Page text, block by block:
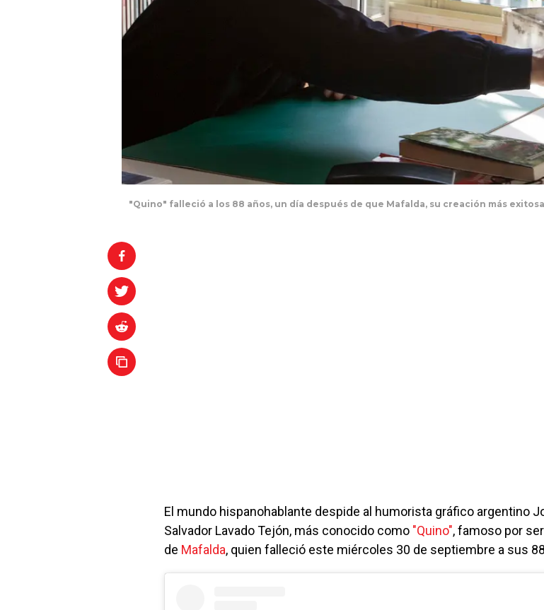
"Quino" falleció a los 88 años, un día después de que Mafalda, su creación más
El mundo hispanohablante despide al humorista gráfico argentino
Salvador Lavado Tejón, más conocido como "Quino", famoso por
de Mafalda, quien falleció este miércoles 30 de septiembre a sus